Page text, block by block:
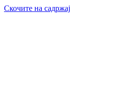
Скочите на садржај